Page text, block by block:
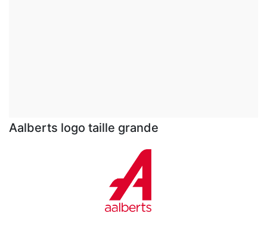
Aalberts logo taille grande